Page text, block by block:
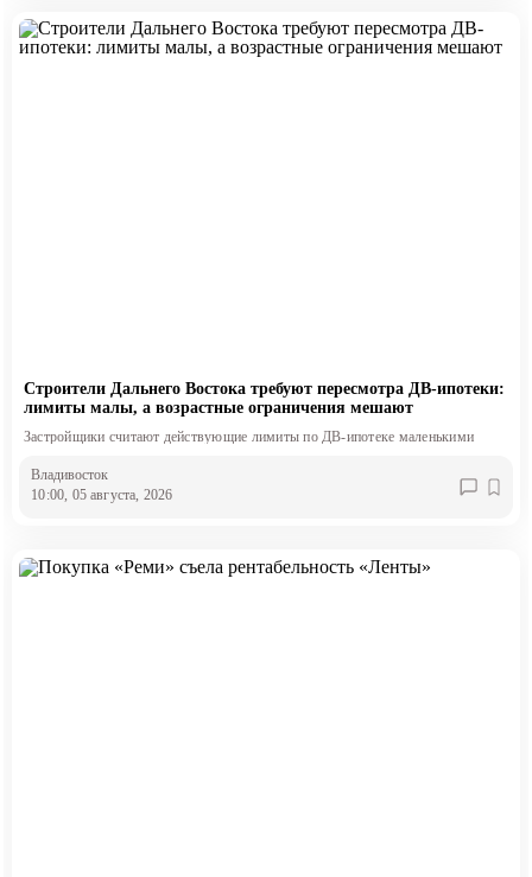
Строители Дальнего Востока требуют пересмотра ДВ-ипотеки:
лимиты малы, а возрастные ограничения мешают
Застройщики считают действующие лимиты по ДВ-ипотеке маленькими
Владивосток
10:00, 05 августа, 2026